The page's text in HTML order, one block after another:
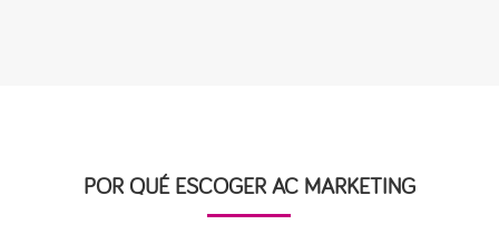
POR QUÉ ESCOGER AC MARKETING